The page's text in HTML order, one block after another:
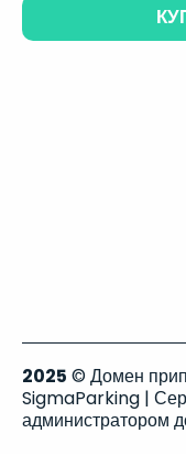
2025 © Домен
SigmaParking |
администратором